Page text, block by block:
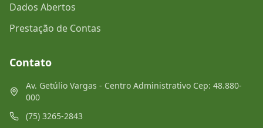
Dados Abertos
Prestação de Contas
Contato
Av. Getúlio Vargas - Centro Administrativo Cep: 48.880-
000
(75) 3265-2843